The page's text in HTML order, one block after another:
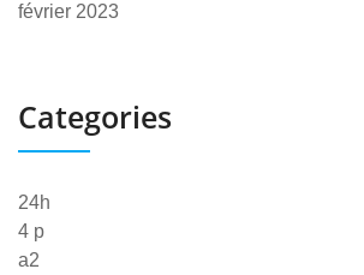
février 2023
Categories
24h
4 p
a2